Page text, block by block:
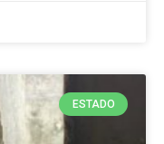
ESTADO